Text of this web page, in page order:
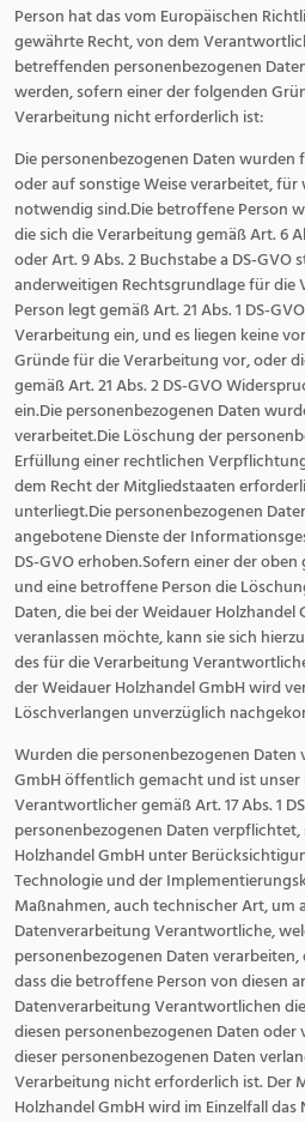
Person hat das vom Europäischen
gewährte Recht, von dem
betreffenden personenbezogenen
werden, sofern einer der folgenden
Verarbeitung nicht erforderlich ist:
Die personenbezogenen Daten
oder auf sonstige Weise verarbeitet,
notwendig sind.Die betroffene Person
die sich die Verarbeitung gemäß Art. 6
oder Art. 9 Abs. 2 Buchstabe a DS-
anderweitigen Rechtsgrundlage für
Person legt gemäß Art. 21 Abs. 1 DS-
Verarbeitung ein, und es liegen keine
Gründe für die Verarbeitung vor, oder
gemäß Art. 21 Abs. 2 DS-GVO
ein.Die personenbezogenen Daten
verarbeitet.Die Löschung der
Erfüllung einer rechtlichen
dem Recht der Mitgliedstaaten
unterliegt.Die personenbezogenen
angebotene Dienste der
DS-GVO erhoben.Sofern einer der
und eine betroffene Person die
Daten, die bei der Weidauer
veranlassen möchte, kann sie sich
des für die Verarbeitung
der Weidauer Holzhandel GmbH wird
Löschverlangen unverzüglich
Wurden die personenbezogenen
GmbH öffentlich gemacht und ist
Verantwortlicher gemäß Art. 17 Abs. 1
personenbezogenen Daten
Holzhandel GmbH unter
Technologie und der
Maßnahmen, auch technischer Art, um
Datenverarbeitung Verantwortliche,
personenbezogenen Daten
dass die betroffene Person von diesen
Datenverarbeitung Verantwortlichen
diesen personenbezogenen Daten
dieser personenbezogenen Daten
Verarbeitung nicht erforderlich ist. Der
Holzhandel GmbH wird im Einzelfall